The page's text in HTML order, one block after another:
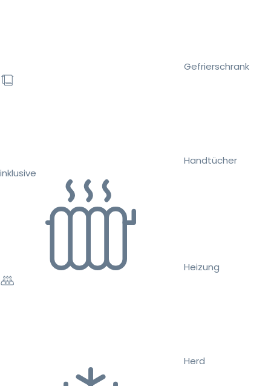
Gefrierschrank
Handtücher
inklusive
Heizung
Herd